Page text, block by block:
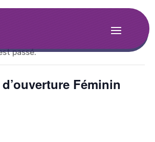
passé.
Féminin